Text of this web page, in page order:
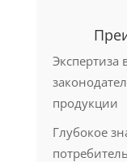
Экспертиза
продукции
Глубокое